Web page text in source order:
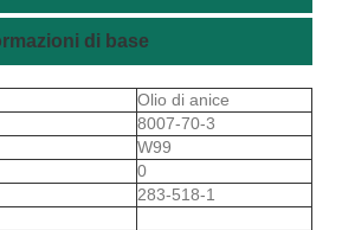
di base
Olio di anice
8007-70-3
W99
0
283-518-1